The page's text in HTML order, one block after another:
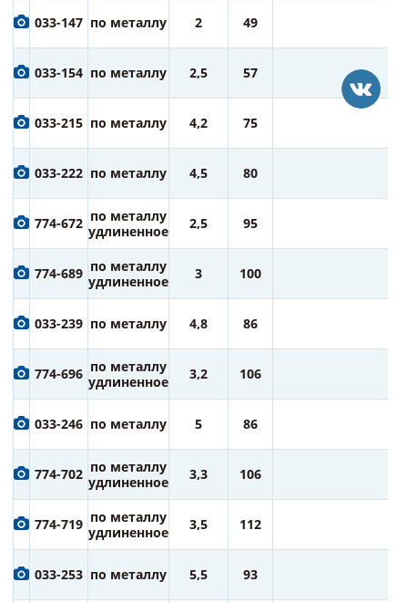
033-147 по металлу 2 49
033-154 по металлу 2,5 57
033-215 по металлу 4,2 75
033-222 по металлу 4,5 80
774-672 по металлу
удлиненное
2,5 95
774-689 по металлу
удлиненное
3 100
033-239 по металлу 4,8 86
774-696 по металлу
удлиненное
3,2 106
033-246 по металлу 5 86
774-702 по металлу
удлиненное
3,3 106
774-719 по металлу
удлиненное
3,5 112
033-253 по металлу 5,5 93